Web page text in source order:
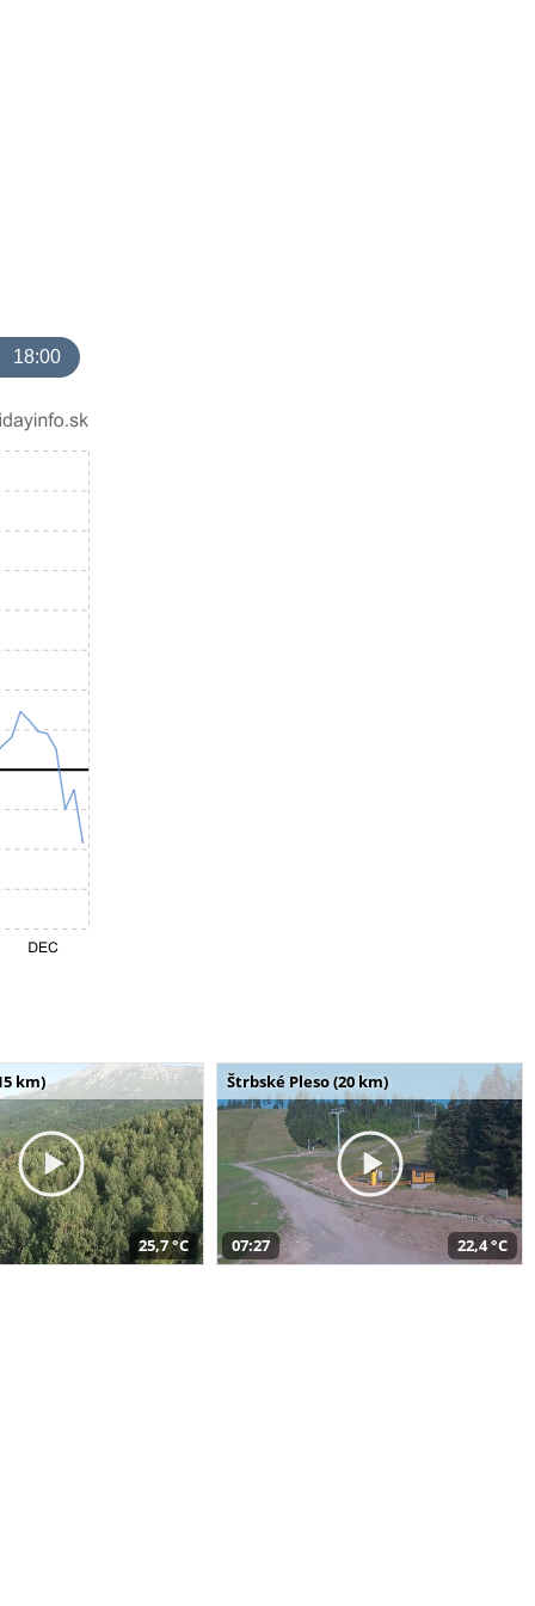
18:00
km)
25,7 °C
Štrbské Pleso (20 km)
07:27 22,4 °C